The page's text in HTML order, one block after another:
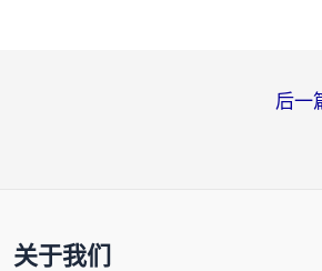
后一
关于我们